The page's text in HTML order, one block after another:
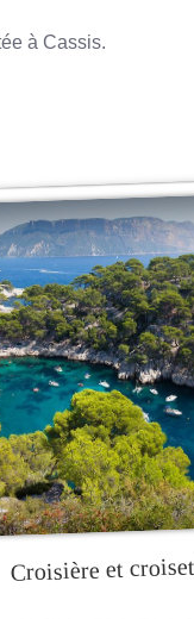
à Cassis.
Croisière et